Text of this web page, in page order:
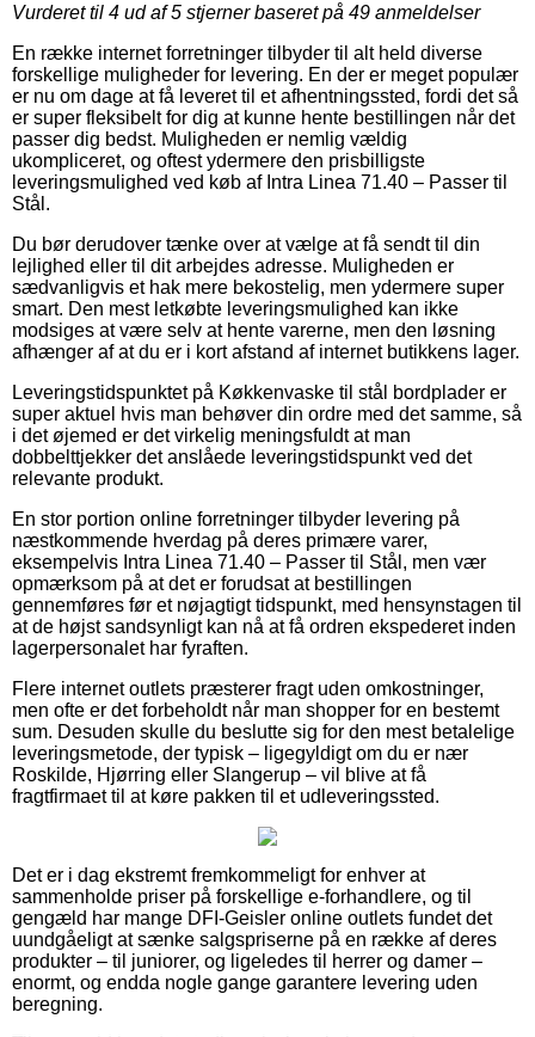
Vurderet til 4 ud af 5 stjerner baseret på 49 anmeldelser
En række internet forretninger tilbyder til alt held diverse
forskellige muligheder for levering. En der er meget populær
er nu om dage at få leveret til et afhentningssted, fordi det så
er super fleksibelt for dig at kunne hente bestillingen når det
passer dig bedst. Muligheden er nemlig vældig
ukompliceret, og oftest ydermere den prisbilligste
leveringsmulighed ved køb af Intra Linea 71.40 – Passer til
Stål.
Du bør derudover tænke over at vælge at få sendt til din
lejlighed eller til dit arbejdes adresse. Muligheden er
sædvanligvis et hak mere bekostelig, men ydermere super
smart. Den mest letkøbte leveringsmulighed kan ikke
modsiges at være selv at hente varerne, men den løsning
afhænger af at du er i kort afstand af internet butikkens lager.
Leveringstidspunktet på Køkkenvaske til stål bordplader er
super aktuel hvis man behøver din ordre med det samme, så
i det øjemed er det virkelig meningsfuldt at man
dobbelttjekker det anslåede leveringstidspunkt ved det
relevante produkt.
En stor portion online forretninger tilbyder levering på
næstkommende hverdag på deres primære varer,
eksempelvis Intra Linea 71.40 – Passer til Stål, men vær
opmærksom på at det er forudsat at bestillingen
gennemføres før et nøjagtigt tidspunkt, med hensynstagen til
at de højst sandsynligt kan nå at få ordren ekspederet inden
lagerpersonalet har fyraften.
Flere internet outlets præsterer fragt uden omkostninger,
men ofte er det forbeholdt når man shopper for en bestemt
sum. Desuden skulle du beslutte sig for den mest betalelige
leveringsmetode, der typisk – ligegyldigt om du er nær
Roskilde, Hjørring eller Slangerup – vil blive at få
fragtfirmaet til at køre pakken til et udleveringssted.
Det er i dag ekstremt fremkommeligt for enhver at
sammenholde priser på forskellige e-forhandlere, og til
gengæld har mange DFI-Geisler online outlets fundet det
uundgåeligt at sænke salgspriserne på en række af deres
produkter – til juniorer, og ligeledes til herrer og damer –
enormt, og endda nogle gange garantere levering uden
beregning.